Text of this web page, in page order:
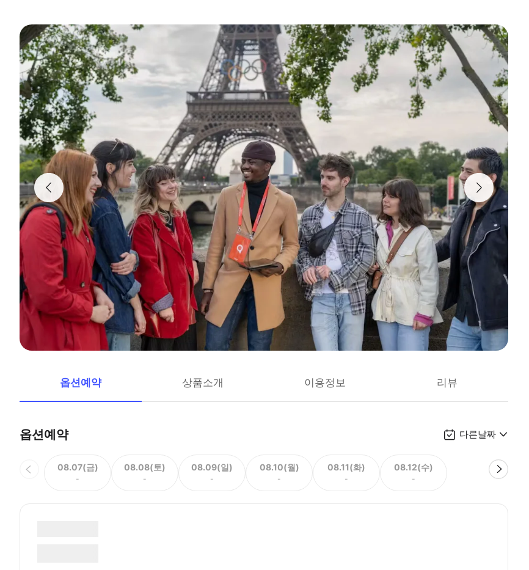
옵션예약 상품소개 이용정보 리뷰
옵션예약 다른날짜
08.07(금)
-
08.08(토)
-
08.09(일)
-
08.10(월)
-
08.11(화)
-
08.12(수)
-